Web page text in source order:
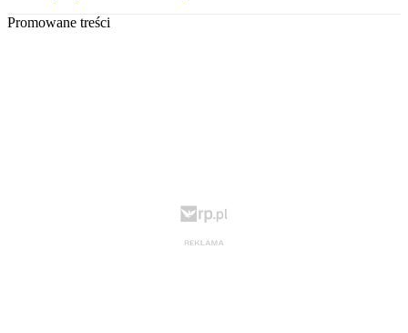
Promowane treści